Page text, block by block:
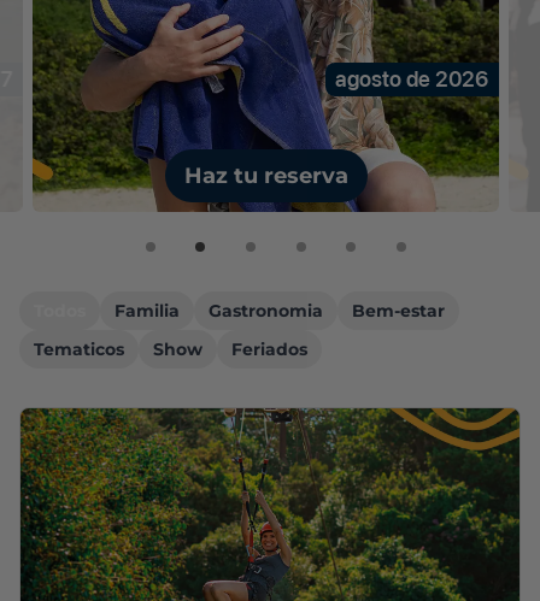
enero de 2027 – febrero de 2027
Haz tu reserva
Familia Gastronomia
Bem-estar
Tematicos
Show Feriados